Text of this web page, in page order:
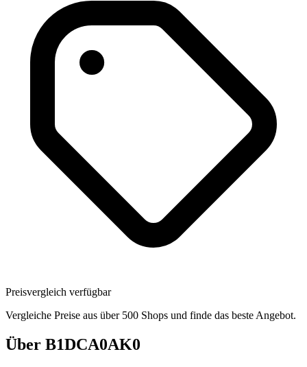
Preisvergleich verfügbar
Vergleiche Preise aus über 500 Shops und finde das beste Angebot.
Über B1DCA0AK0